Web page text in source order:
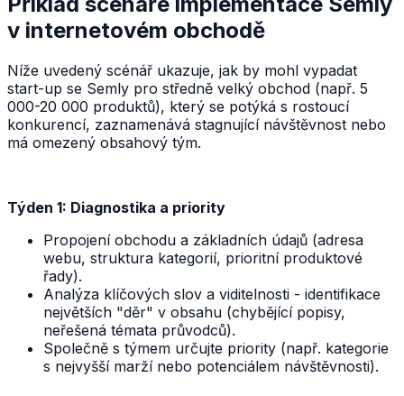
v internetovém obchodě
Níže uvedený scénář ukazuje, jak by mohl vypadat
start-up se Semly pro středně velký obchod (např. 5
000-20 000 produktů), který se potýká s rostoucí
konkurencí, zaznamenává stagnující návštěvnost nebo
má omezený obsahový tým.
Týden 1: Diagnostika a priority
Propojení obchodu a základních údajů (adresa
webu, struktura kategorií, prioritní produktové
řady).
Analýza klíčových slov a viditelnosti - identifikace
největších "děr" v obsahu (chybějící popisy,
neřešená témata průvodců).
Společně s týmem určujte priority (např. kategorie
s nejvyšší marží nebo potenciálem návštěvnosti).